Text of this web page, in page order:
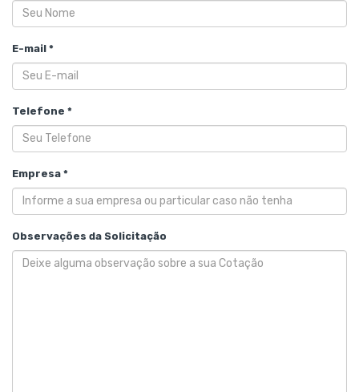
E-mail *
Telefone *
Empresa *
Observações da Solicitação